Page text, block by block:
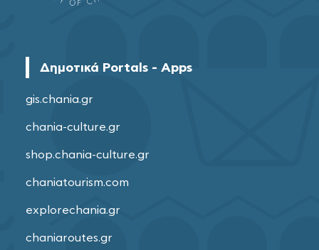
Δημοτικά Portals - Apps
gis.chania.gr
chania-culture.gr
shop.chania-culture.gr
chaniatourism.com
explorechania.gr
chaniaroutes.gr